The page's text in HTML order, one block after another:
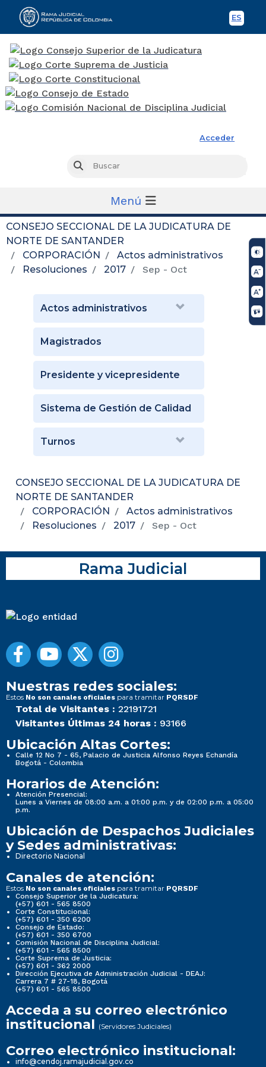
ES
Acceder
Buscar
Menú
CONSEJO SECCIONAL DE LA JUDICATURA DE
NORTE DE SANTANDER
CORPORACIÓN
Actos administrativos
Resoluciones
2017 Sep - Oct
Actos administrativos
Magistrados
Presidente y vicepresidente
Sistema de Gestión de Calidad
Turnos
CONSEJO SECCIONAL DE LA JUDICATURA DE
NORTE DE SANTANDER
CORPORACIÓN
Actos administrativos
Resoluciones
2017 Sep - Oct
Rama Judicial
Nuestras redes sociales:
Estos No son canales oficiales para tramitar PQRSDF
Total de Visitantes : 22191721
Visitantes Últimas 24 horas : 93166
Ubicación Altas Cortes:
Calle 12 No 7 - 65, Palacio de Justicia Alfonso Reyes Echandía
Bogotá - Colombia
Horarios de Atención:
Atención Presencial:
Lunes a Viernes de 08:00 a.m. a 01:00 p.m. y de 02:00 p.m. a 05:00
p.m.
Ubicación de Despachos Judiciales
y Sedes administrativas:
Directorio Nacional
Canales de atención:
Estos No son canales oficiales para tramitar PQRSDF
Consejo Superior de la Judicatura:
(+57) 601 - 565 8500
Corte Constitucional:
(+57) 601 - 350 6200
Consejo de Estado:
(+57) 601 - 350 6700
Comisión Nacional de Disciplina Judicial:
(+57) 601 - 565 8500
Corte Suprema de Justicia:
(+57) 601 - 362 2000
Dirección Ejecutiva de Administración Judicial - DEAJ:
Carrera 7 # 27-18, Bogotá
(+57) 601 - 565 8500
Acceda a su correo electrónico
institucional (Servidores Judiciales)
Correo electrónico institucional:
info@cendoj.ramajudicial.gov.co